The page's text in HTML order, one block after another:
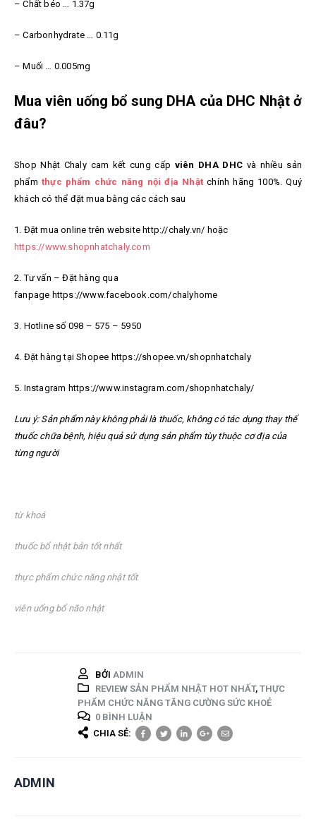
– Chất béo … 1.37g
– Carbonhydrate … 0.11g
– Muối … 0.005mg
Mua viên uống bổ sung DHA của DHC Nhật ở
đâu?
Shop Nhật Chaly cam kết cung cấp viên DHA DHC và nhiều sản
phẩm thực phẩm chức năng nội địa Nhật chính hãng 100%. Quý
khách có thể đặt mua bằng các cách sau
1. Đặt mua online trên website http://chaly.vn/ hoặc
https://www.shopnhatchaly.com
2. Tư vấn – Đặt hàng qua
fanpage https://www.facebook.com/chalyhome
3. Hotline số 098 – 575 – 5950
4. Đặt hàng tại Shopee https://shopee.vn/shopnhatchaly
5. Instagram https://www.instagram.com/shopnhatchaly/
Lưu ý: Sản phẩm này không phải là thuốc, không có tác dụng thay thế
thuốc chữa bệnh, hiệu quả sử dụng sản phẩm tùy thuộc cơ địa của
từng người
từ khoá
thuốc bổ nhật bản tốt nhất
thực phẩm chức năng nhật tốt
viên uống bổ não nhật
BỞI ADMIN
REVIEW SẢN PHẨM NHẬT HOT NHẤT, THỰC
PHẨM CHỨC NĂNG TĂNG CƯỜNG SỨC KHOẺ
0 BÌNH LUẬN
CHIA SẺ:
ADMIN